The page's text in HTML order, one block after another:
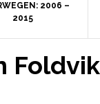
2006 –
2015